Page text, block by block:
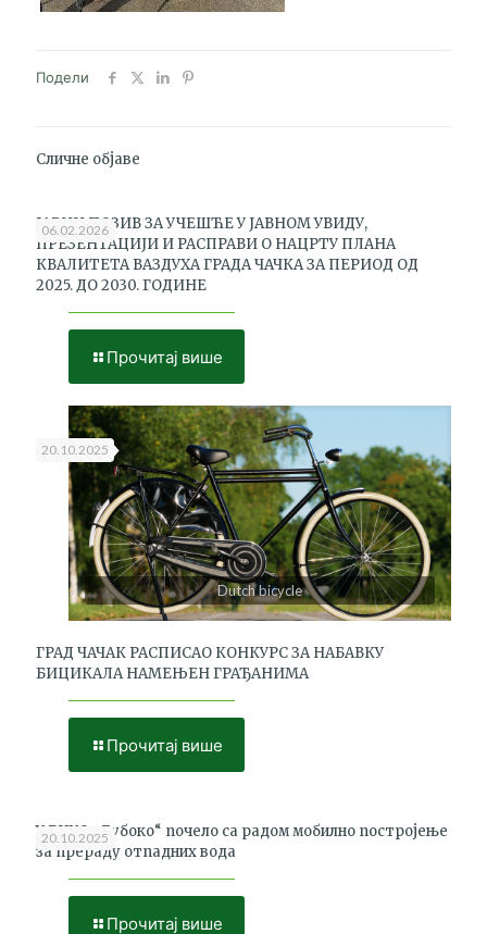
Подели
Сличне објаве
06.02.2026
ЈАВНИ ПОЗИВ ЗА УЧЕШЋЕ У ЈАВНОМ УВИДУ,
ПРЕЗЕНТАЦИЈИ И РАСПРАВИ О НАЦРТУ ПЛАНА
КВАЛИТЕТА ВАЗДУХА ГРАДА ЧАЧКА ЗА ПЕРИОД ОД
2025. ДО 2030. ГОДИНЕ
Прочитај више
Dutch bicycle
20.10.2025
ГРАД ЧАЧАК РАСПИСАО КОНКУРС ЗА НАБАВКУ
БИЦИКАЛА НАМЕЊЕН ГРАЂАНИМА
Прочитај више
20.10.2025
У РЦУО „Дубоко“ почело са радом мобилно постројење
за прераду отпадних вода
Прочитај више